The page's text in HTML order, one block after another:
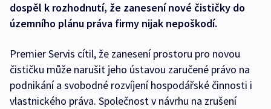
dospěl k rozhodnutí, že zanesení nové čističky do
územního plánu práva firmy nijak nepoškodí.
Premier Servis cítil, že zanesení prostoru pro novou
čističku může narušit jeho ústavou zaručené právo na
podnikání a svobodné rozvíjení hospodářské činnosti i
vlastnického práva. Společnost v návrhu na zrušení